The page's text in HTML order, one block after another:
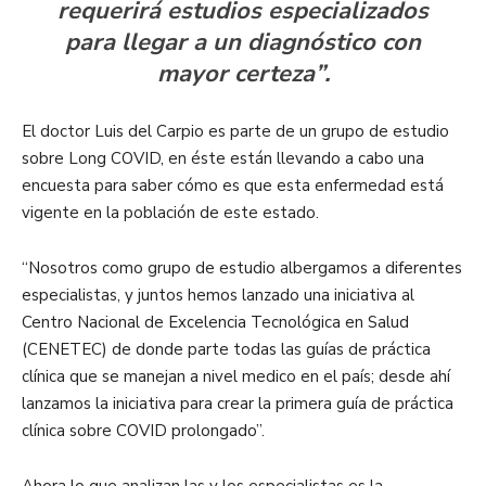
requerirá estudios especializados
para llegar a un diagnóstico con
mayor certeza”.
El doctor Luis del Carpio es parte de un grupo de estudio
sobre Long COVID, en éste están llevando a cabo una
encuesta para saber cómo es que esta enfermedad está
vigente en la población de este estado.
“Nosotros como grupo de estudio albergamos a diferentes
especialistas, y juntos hemos lanzado una iniciativa al
Centro Nacional de Excelencia Tecnológica en Salud
(CENETEC) de donde parte todas las guías de práctica
clínica que se manejan a nivel medico en el país; desde ahí
lanzamos la iniciativa para crear la primera guía de práctica
clínica sobre COVID prolongado”.